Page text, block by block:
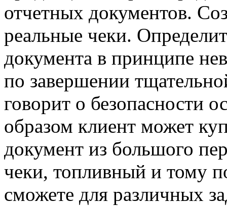
отчетных документов.
реальные чеки.
документа в принципе
по завершении
говорит о безопасности
образом клиент может
документ из большого
чеки, топливный и тому
сможете для различных